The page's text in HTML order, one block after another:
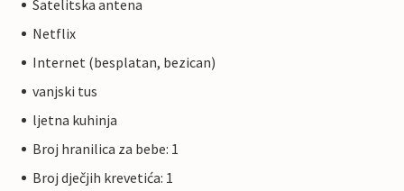
Satelitska antena
Netflix
Internet (besplatan, bezican)
vanjski tus
ljetna kuhinja
Broj hranilica za bebe: 1
Broj dječjih krevetića: 1